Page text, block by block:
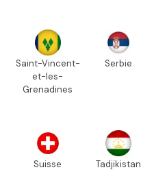
Saint-Vincent-
et-les-
Grenadines
Serbie
Suisse Tadjikistan